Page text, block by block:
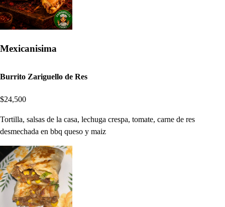
Mexicanisima
Burrito Zariguello de Res
$24,500
Tortilla, salsas de la casa, lechuga crespa, tomate, carne de res
desmechada en bbq queso y maiz